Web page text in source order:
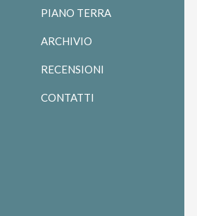
PIANO TERRA
ARCHIVIO
RECENSIONI
CONTATTI